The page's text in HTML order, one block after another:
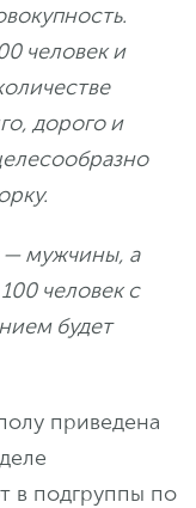
человек и
дорого и
— мужчины, а
человек с
будет
приведена
в подгруппы по